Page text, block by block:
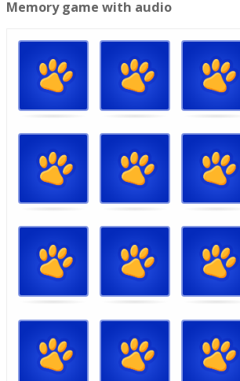
Memory game with audio